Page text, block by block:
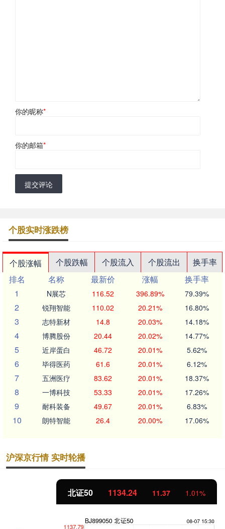
你的昵称*
你的邮箱*
提交评论
个股实时涨跌榜
个股涨幅 个股跌幅 个股流入 个股流出
换手率
排名
名称 最新价 涨幅
换手率
1
N展芯 116.52 396.89% 79.39%
2 锐翔智能 110.02 20.21% 16.80%
3 志特新材 14.8 20.03% 14.18%
4 博腾股份 20.44 20.02% 14.77%
5 近岸蛋白 46.72 20.01% 5.62%
6 毕得医药 61.6 20.01% 6.12%
7 五洲医疗 83.62 20.01% 18.37%
8 一博科技 53.33 20.01% 17.26%
9 耐科装备 49.67 20.01% 6.83%
10 朗特智能 26.4 20.00% 17.06%
沪深京行情 实时轮播
北证50 1134.24 11.37 1.01%